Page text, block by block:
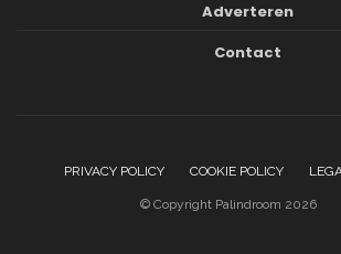
Adverteren
Contact
PRIVACY POLICY COOKIE POLICY
© Copyright Palindroom 2026